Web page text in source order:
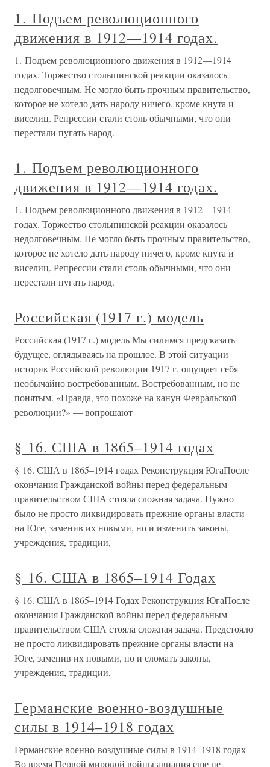
1. Подъем революционного
движения в 1912—1914 годах.
1. Подъем революционного движения в 1912—1914
годах. Торжество столыпинской реакции оказалось
недолговечным. Не могло быть прочным правительство,
которое не хотело дать народу ничего, кроме кнута и
виселиц. Репрессии стали столь обычными, что они
перестали пугать народ.
1. Подъем революционного
движения в 1912—1914 годах.
1. Подъем революционного движения в 1912—1914
годах. Торжество столыпинской реакции оказалось
недолговечным. Не могло быть прочным правительство,
которое не хотело дать народу ничего, кроме кнута и
виселиц. Репрессии стали столь обычными, что они
перестали пугать народ.
Российская (1917 г.) модель
Российская (1917 г.) модель Мы силимся предсказать
будущее, оглядываясь на прошлое. В этой ситуации
историк Российской революции 1917 г. ощущает себя
необычайно востребованным. Востребованным, но не
понятым. «Правда, это похоже на канун Февральской
революции?» — вопрошают
§ 16. США в 1865–1914 годах
§ 16. США в 1865–1914 годах Реконструкция ЮгаПосле
окончания Гражданской войны перед федеральным
правительством США стояла сложная задача. Нужно
было не просто ликвидировать прежние органы власти
на Юге, заменив их новыми, но и изменить законы,
учреждения, традиции,
§ 16. США в 1865–1914 Годах
§ 16. США в 1865–1914 Годах Реконструкция ЮгаПосле
окончания Гражданской войны перед федеральным
правительством США стояла сложная задача. Предстояло
не просто ликвидировать прежние органы власти на
Юге, заменив их новыми, но и сломать законы,
учреждения, традиции,
Германские военно-воздушные
силы в 1914–1918 годах
Германские военно-воздушные силы в 1914–1918 годах
Во время Первой мировой войны авиация еще не